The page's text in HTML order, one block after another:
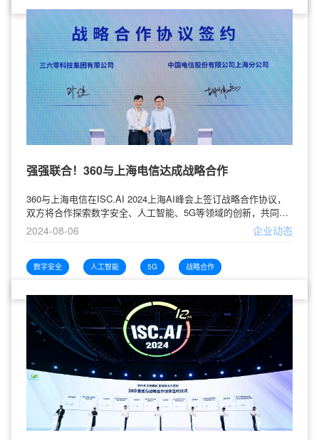
景，确保数据合理合法使用，预防泄露，助力政企单位在大数据
时代实现高质量发展。
强强联合！360与上海电信达成战略合作
360与上海电信在ISC.AI 2024上海AI峰会上签订战略合作协议，
双方将合作探索数字安全、人工智能、5G等领域的创新，共同构
建新型基础设施，推进数智化转型，强化安全防护体系，以应对
AI技术带来的安全挑战，促进产业升级，为数字中国建设贡献力
2024-08-06 企业动态
数字安全 人工智能 5G 战略合作